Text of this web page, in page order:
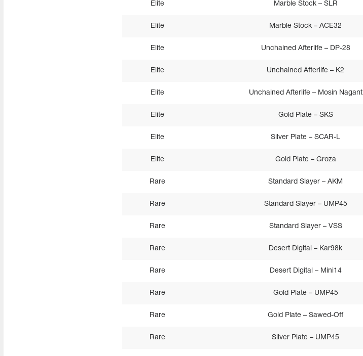
Elite Marble Stock – SLR
Elite Marble Stock – ACE32
Elite Unchained Afterlife – DP-28
Elite Unchained Afterlife – K2
Elite Unchained Afterlife – Mosin Nagant
Elite Gold Plate – SKS
Elite Silver Plate – SCAR-L
Elite Gold Plate – Groza
Rare Standard Slayer – AKM
Rare Standard Slayer – UMP45
Rare Standard Slayer – VSS
Rare Desert Digital – Kar98k
Rare Desert Digital – Mini14
Rare Gold Plate – UMP45
Rare Gold Plate – Sawed-Off
Rare Silver Plate – UMP45